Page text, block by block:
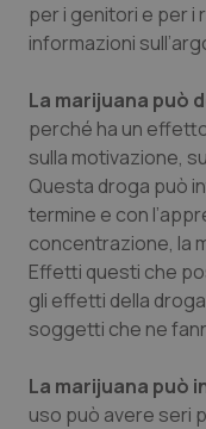
Sicilia
Umbria
Valle D’Aosta
Veneto
Oftalmologia
Oncologia &
Psoriasi &
per i genitori e per i
informazioni
La marijuana può
perché ha un
sulla motivazione,
Questa droga può
termine e con
concentrazione, la
Effetti questi che
gli effetti della
soggetti che ne
La marijuana può
uso può avere seri